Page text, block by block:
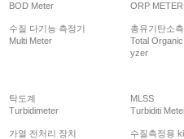
BOD Meter ORP METER
수질 다기능 측정기
Multi Meter
총유기탄소
Total
yzer
탁도계
Turbidimeter
MLSS
Turbiditi
가열 전처리 장치
수질측정용